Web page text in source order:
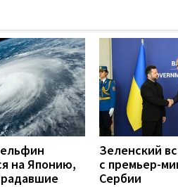
на Японию,
Зеленский
с премьер-
Сербии